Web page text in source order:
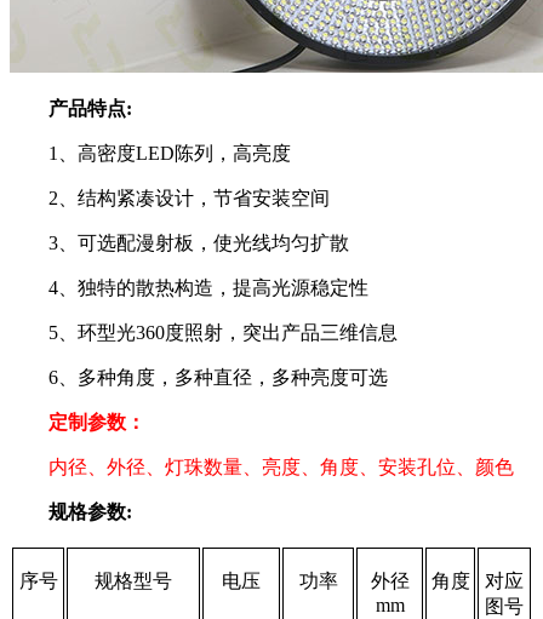
产品特点:
1、高密度LED陈列，高亮度
2、结构紧凑设计，节省安装空间
3、可选配漫射板，使光线均匀扩散
4、独特的散热构造，提高光源稳定性
5、环型光360度照射，突出产品三维信息
6、多种角度，多种直径，多种亮度可选
定制参数：
内径、外径、灯珠数量、亮度、角度、安装孔位、颜色
规格参数:
序号 规格型号 电压 功率
外径
mm
角度
对应
图号